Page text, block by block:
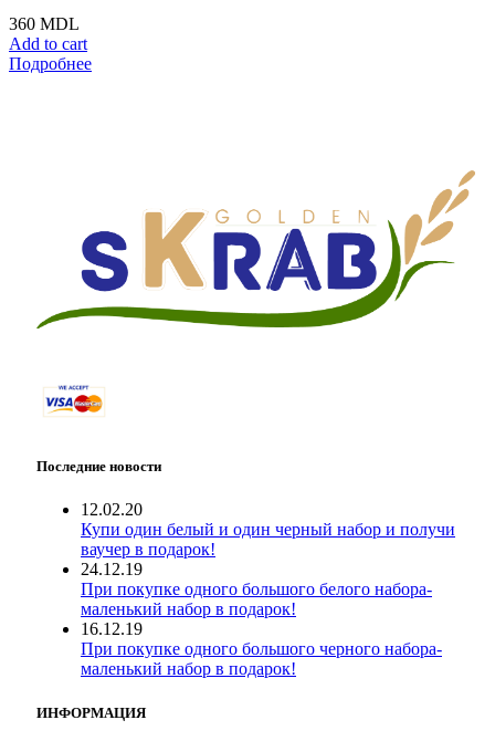
360 MDL
Add to cart
Подробнее
Последние новости
12.02.20
Купи один белый и один черный набор и получи
ваучер в подарок!
24.12.19
При покупке одного большого белого набора-
маленький набор в подарок!
16.12.19
При покупке одного большого черного набора-
маленький набор в подарок!
ИНФОРМАЦИЯ